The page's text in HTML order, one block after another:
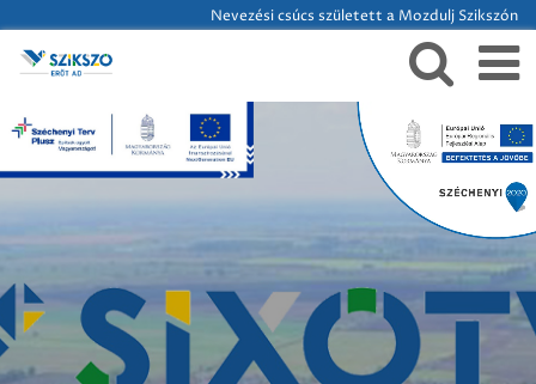
Nevezési csúcs született a Mozdulj Szikszón